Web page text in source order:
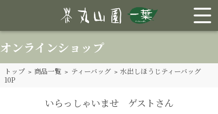
オンラインショップ
トップ > 商品一覧 > ティーバッグ > 水出しほうじティーバッグ
10P
いらっしゃいませ ゲストさん